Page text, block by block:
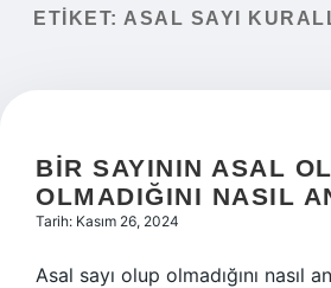
ETIKET: ASAL SAYI
BIR SAYININ ASAL
OLMADIĞINI NASIL
Tarih: Kasım 26, 2024
Asal sayı olup olmadığını nasıl